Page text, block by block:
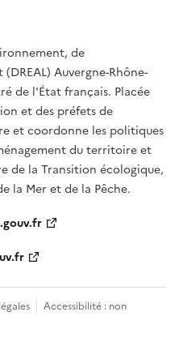
de
Auvergne-Rhône-
de l'État français. Placée
et des préfets de
et coordonne les politiques
du territoire et
de la Transition écologique,
la Mer et de la Pêche.
Accessibilité : non